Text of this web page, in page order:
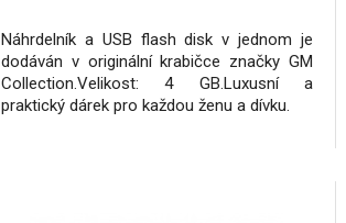
Náhrdelník a USB flash disk v jednom je
dodáván v originální krabičce značky GM
Collection.Velikost: 4 GB.Luxusní a
praktický dárek pro každou ženu a dívku.